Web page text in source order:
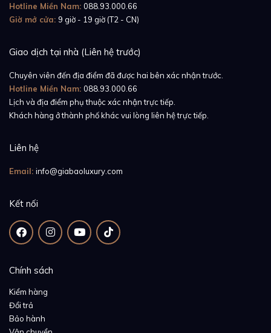
Hotline Miền Nam: 088.93.000.66
Giờ mở cửa: 9 giờ - 19 giờ (T2 - CN)
Giao dịch tại nhà (Liên hệ trước)
Chuyên viên đến địa điểm đã được hai bên xác nhận trước.
Hotline Miền Nam: 088.93.000.66
Lịch và địa điểm phụ thuộc xác nhận trực tiếp.
Khách hàng ở thành phố khác vui lòng liên hệ trực tiếp.
Liên hệ
Email: info@giabaoluxury.com
Kết nối
Chính sách
Kiểm hàng
Đổi trả
Bảo hành